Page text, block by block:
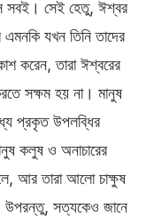
সবই। সেই হেতু, ঈশ্বর
যখন তিনি তাদের
করেন, তারা ঈশ্বরের
সক্ষম হয় না। মানুষ
প্রকৃত উপলব্ধির
কলুষ ও অনাচারের
আর তারা আলো চাক্ষুষ
উপরন্তু, সত্যকেও জানে